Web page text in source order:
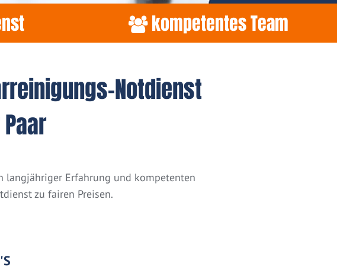
kompetentes Team
Notdienst
langjähriger Erfahrung und kompetenten
zu fairen Preisen.